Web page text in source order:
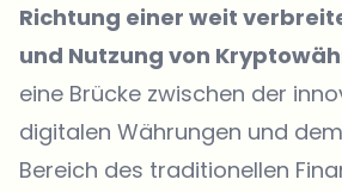
Richtung einer weit
und Nutzung von
eine Brücke zwischen der
digitalen Währungen und
Bereich des traditionellen